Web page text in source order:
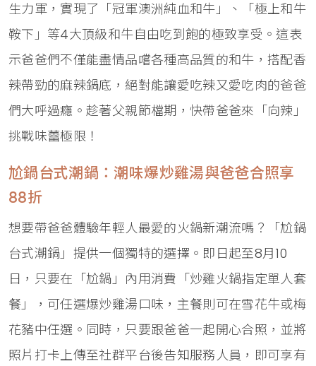
生力軍，實現了「冠軍澳洲純血和牛」、「極上和牛
鞍下」等4大頂級和牛自由吃到飽的極致享受。這表
示爸爸們不僅能盡情品嚐各種高品質的和牛，搭配香
辣帶勁的麻辣鍋底，絕對能讓愛吃辣又愛吃肉的爸爸
們大呼過癮。趁著父親節檔期，快帶爸爸來「向辣」
挑戰味蕾極限！
尬鍋台式潮鍋：潮味爆炒雞湯與爸爸合照享
88折
想要帶爸爸體驗年輕人最愛的火鍋新潮流嗎？「尬鍋
台式潮鍋」提供一個獨特的選擇。即日起至8月10
日，只要在「尬鍋」內用消費「炒雞火鍋指定單人套
餐」，可任選爆炒雞湯口味，主餐則可在雪花牛或梅
花豬中任選。同時，只要跟爸爸一起開心合照，並將
照片打卡上傳至社群平台後告知服務人員，即可享有